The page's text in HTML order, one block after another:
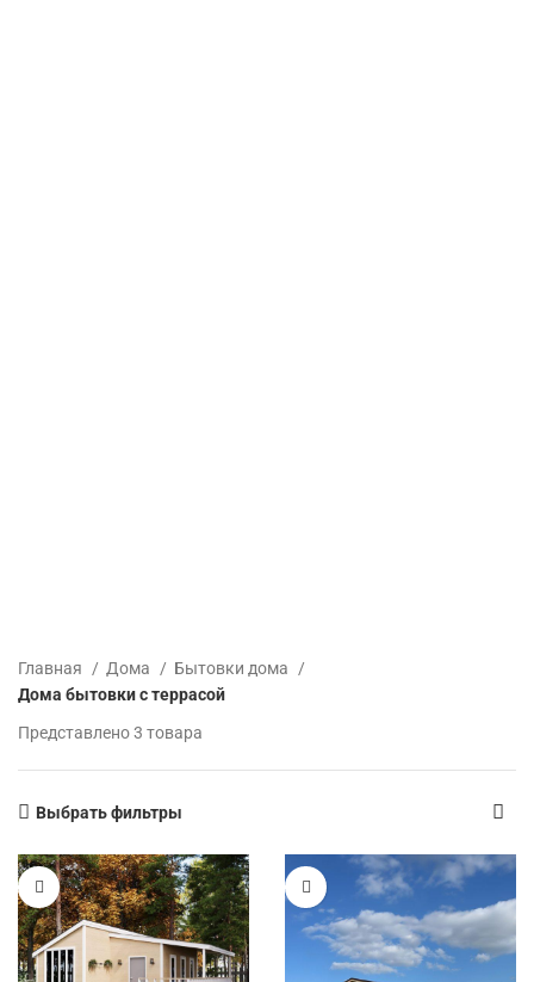
Главная Дома
Бытовки дома
Дома бытовки с террасой
Представлено 3 товара
Выбрать фильтры